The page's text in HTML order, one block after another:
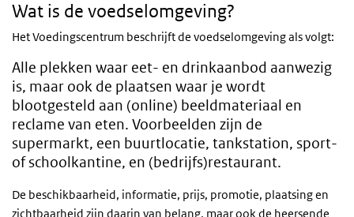
Wat is de voedselomgeving?
Het Voedingscentrum beschrijft de voedselomgeving als volgt:
Alle plekken waar eet- en drinkaanbod aanwezig
is, maar ook de plaatsen waar je wordt
blootgesteld aan (online) beeldmateriaal en
reclame van eten. Voorbeelden zijn de
supermarkt, een buurtlocatie, tankstation, sport-
of schoolkantine, en (bedrijfs)restaurant.
De beschikbaarheid, informatie, prijs, promotie, plaatsing en
zichtbaarheid zijn daarin van belang, maar ook de heersende